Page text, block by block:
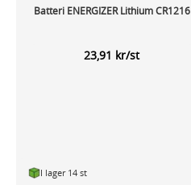
Batteri ENERGIZER Lithium CR1216
23,91 kr/st
I lager 14 st